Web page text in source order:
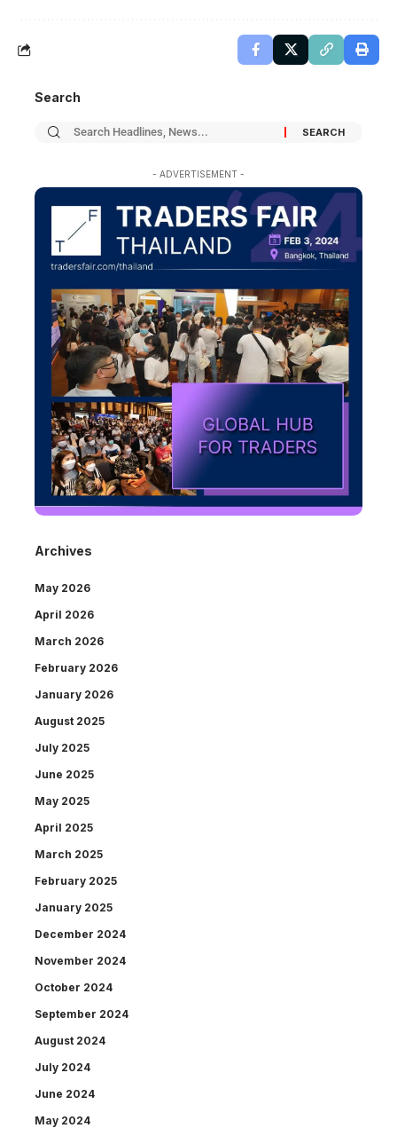
Search
- ADVERTISEMENT -
Archives
May 2026
April 2026
March 2026
February 2026
January 2026
August 2025
July 2025
June 2025
May 2025
April 2025
March 2025
February 2025
January 2025
December 2024
November 2024
October 2024
September 2024
August 2024
July 2024
June 2024
May 2024